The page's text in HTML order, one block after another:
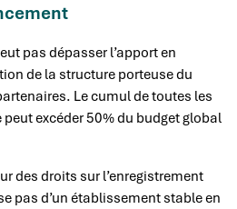
pas dépasser l’apport en
de la structure porteuse du
Le cumul de toutes les
excéder 50% du budget global
des droits sur l’enregistrement
pas d’un établissement stable en